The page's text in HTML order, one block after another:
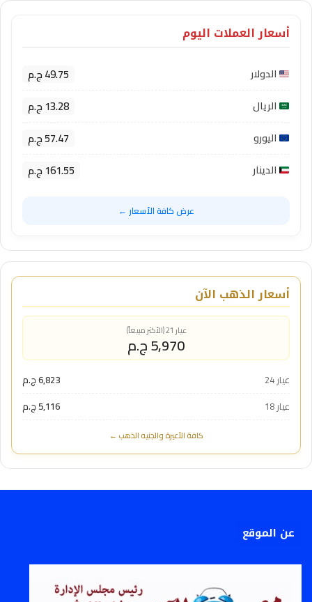
أسعار العملات اليوم
الدولار 49.75 ج.م
الريال 13.28 ج.م
اليورو 57.47 ج.م
الدينار 161.55 ج.م
عرض كافة الأسعار ←
أسعار الذهب الآن
عيار 21 (الأكثر مبيعاً)
5,970 ج.م
عيار 24
6,823 ج.م
عيار 18
5,116 ج.م
كافة الأعيرة والجنيه الذهب ←
عن الموقع